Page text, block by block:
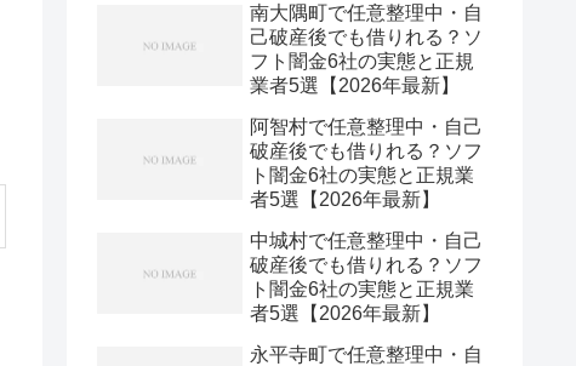
南大隅町で任意整理中・自
己破産後でも借りれる？ソ
フト闇金6社の実態と正規
業者5選【2026年最新】
阿智村で任意整理中・自己
破産後でも借りれる？ソフ
ト闇金6社の実態と正規業
者5選【2026年最新】
中城村で任意整理中・自己
破産後でも借りれる？ソフ
ト闇金6社の実態と正規業
者5選【2026年最新】
永平寺町で任意整理中・自